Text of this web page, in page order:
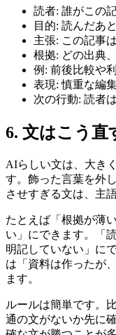
読者: 誰がこの
目的: 読んだあ
主張: この記事
根拠: どの出典
例: 前後比較や
表現: 慎重な編
次の行動: 読者
6. 文はこう直
AIらしい文は、大き
す。飾った言葉を外
させすぎる文は、主
たとえば「根拠が薄
い」にできます。「
明記していない」に
は「資料は作ったが
ます。
ルールは簡単です。
通の文がないか先に